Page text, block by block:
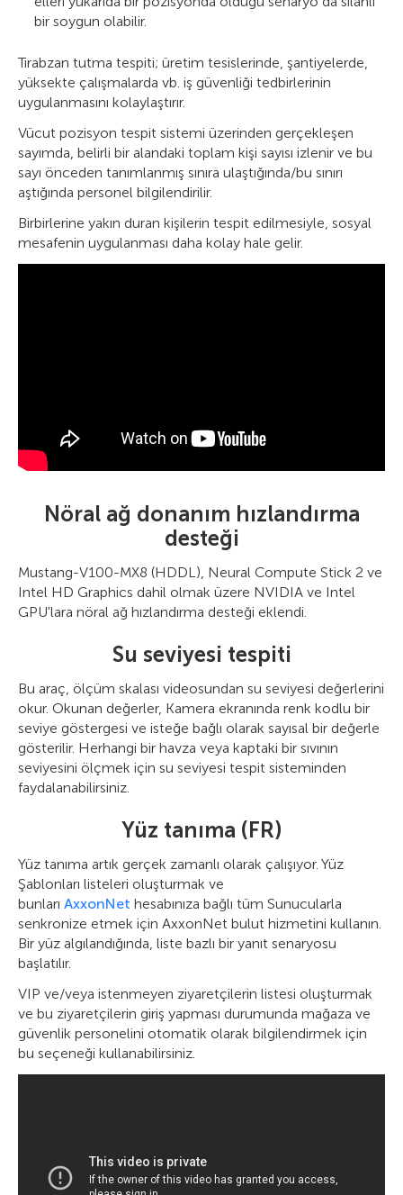
bir soygun olabilir.
Tırabzan tutma tespiti; üretim tesislerinde, şantiyelerde,
yüksekte çalışmalarda vb. iş güvenliği tedbirlerinin
uygulanmasını kolaylaştırır.
Vücut pozisyon tespit sistemi üzerinden gerçekleşen
sayımda, belirli bir alandaki toplam kişi sayısı izlenir ve bu
sayı önceden tanımlanmış sınıra ulaştığında/bu sınırı
aştığında personel bilgilendirilir.
Birbirlerine yakın duran kişilerin tespit edilmesiyle, sosyal
mesafenin uygulanması daha kolay hale gelir.
Nöral ağ donanım hızlandırma
desteği
Mustang-V100-MX8 (HDDL), Neural Compute Stick 2 ve
Intel HD Graphics dahil olmak üzere NVIDIA ve Intel
GPU'lara nöral ağ hızlandırma desteği eklendi.
Su seviyesi tespiti
Bu araç, ölçüm skalası videosundan su seviyesi değerlerini
okur. Okunan değerler, Kamera ekranında renk kodlu bir
seviye göstergesi ve isteğe bağlı olarak sayısal bir değerle
gösterilir. Herhangi bir havza veya kaptaki bir sıvının
seviyesini ölçmek için su seviyesi tespit sisteminden
faydalanabilirsiniz.
Yüz tanıma (FR)
Yüz tanıma artık gerçek zamanlı olarak çalışıyor. Yüz
Şablonları listeleri oluşturmak ve
bunları AxxonNet hesabınıza bağlı tüm Sunucularla
senkronize etmek için AxxonNet bulut hizmetini kullanın.
Bir yüz algılandığında, liste bazlı bir yanıt senaryosu
başlatılır.
VIP ve/veya istenmeyen ziyaretçilerin listesi oluşturmak
ve bu ziyaretçilerin giriş yapması durumunda mağaza ve
güvenlik personelini otomatik olarak bilgilendirmek için
bu seçeneği kullanabilirsiniz.